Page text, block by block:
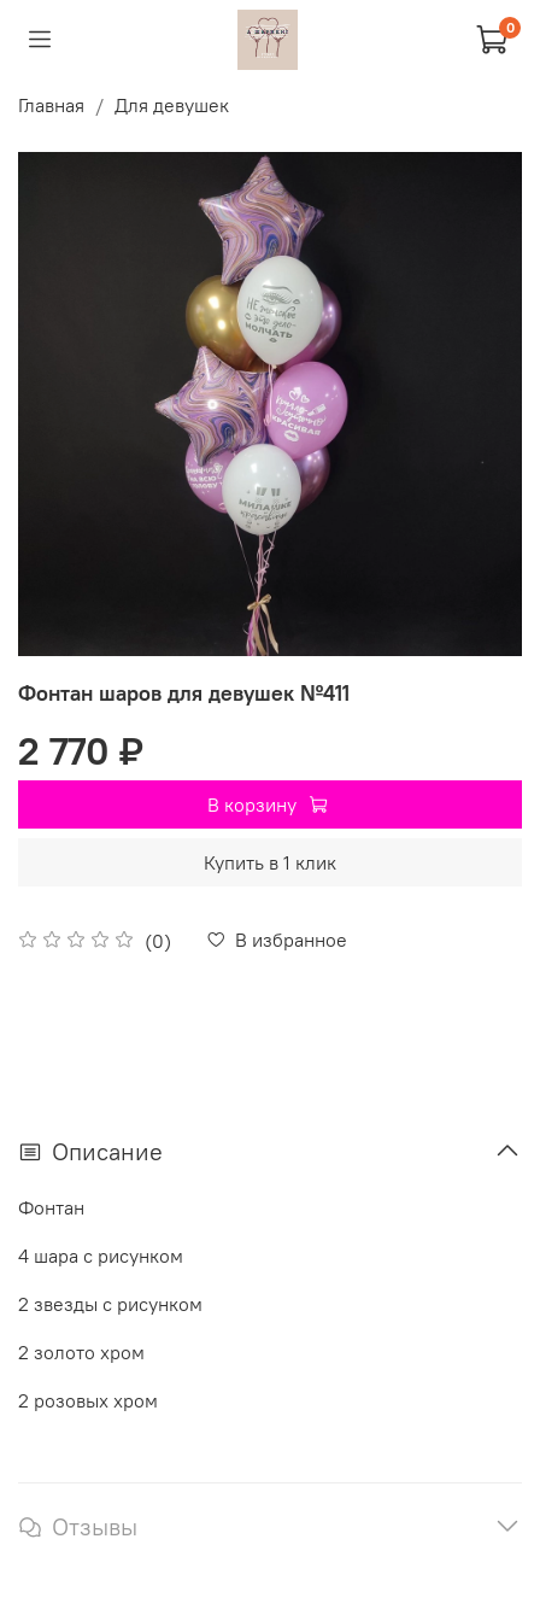
0
Главная Для девушек
Фонтан шаров для девушек №411
(0) В избранное
2 770 ₽
В корзину
Купить в 1 клик
Описание
Фонтан
4 шара с рисунком
2 звезды с рисунком
2 золото хром
2 розовых хром
Отзывы